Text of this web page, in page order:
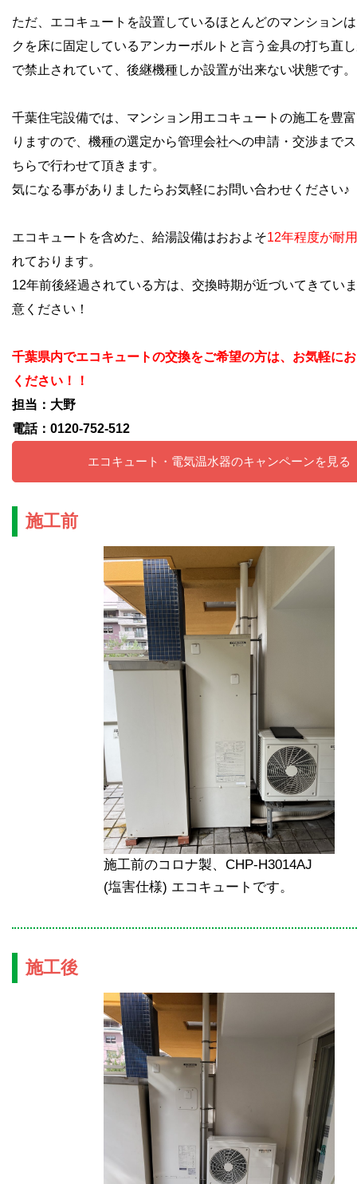
ただ、エコキュートを設置しているほとんどのマンション
クを床に固定 しているアンカーボルトと言う金具の打ち直
で禁止されていて、後継機種しか設置が出来ない状態です。
千葉住宅設備では、マンション用エコキュートの施工を豊
りますので、機種の選定から管理会社への申請・交渉まで
ちらで行わせて頂きます。
気になる事がありましたらお気軽にお問い合わせください♪
エコキュートを含めた、給湯設備はおおよそ12年程度が耐
れております。
12年前後経過されている方は、交換時期が近づいてきてい
意ください！
千葉県内でエコキュートの交換をご希望の方は、お気軽に
ください！！
担当：大野
電話：0120-752-512
エコキュート・電気温水器のキャンペーンを見る
施工前
施工前のコロナ製、CHP-H3014AJ
(塩害仕様) エコキュートです。
施工後